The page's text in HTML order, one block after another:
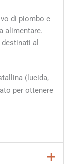
di piombo e
alimentare.
al
(lucida,
per ottenere